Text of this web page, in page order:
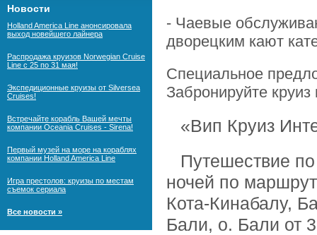
Новости
Holland America Line анонсировала
выход новейшего лайнера
Распродажа круизов Norwegian Cruise
Line с 25 по 31 мая!
Экспедиционные круизы от Silversea
Cruises!
Встречайте корабль Вашей мечты
компании Oceania Cruises - Sirena!
Первый музей на море на кораблях
компании Holland America Line
Игра престолов: круизы по местам
съемок сериала
Все новости »
- Чаевые
дворецким кают
Специальное
Забронируйте
«Вип Круиз
Путешествие
ночей по
Кота-Кинабалу,
Бали, о. Бали от